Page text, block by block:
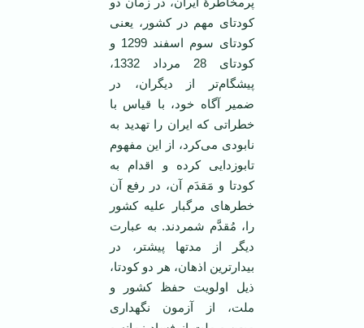
کودتای مهم در کشور، یعنی
کودتای سوم اسفند 1299 و
کودتای 28 مرداد 1332،
پیشگام‌تر از دیگران، در
ضمیر آگاه خود، با قیاس با
خطراتی که ایران را تهدید به
نابودی می‌کرد، از این مفهوم
تابوزدایی کرده و اقدام به
کودتا و مَقدَم آن، در رفع آن
خطرهای مرگبار علیه کشور
را، مُقدَّم شمردند. به عبارت
دیگر از مدتها پیشتر، در
بیدارترین اذهان، هر دو کودتا،
ذیل اولویت حفظ کشور و
ملت، از آزمون نگهداری